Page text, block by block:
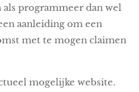
als programmeer dan wel
aanleiding om een
met te mogen claimen
mogelijke website.